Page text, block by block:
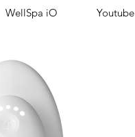
WellSpa iO Youtube